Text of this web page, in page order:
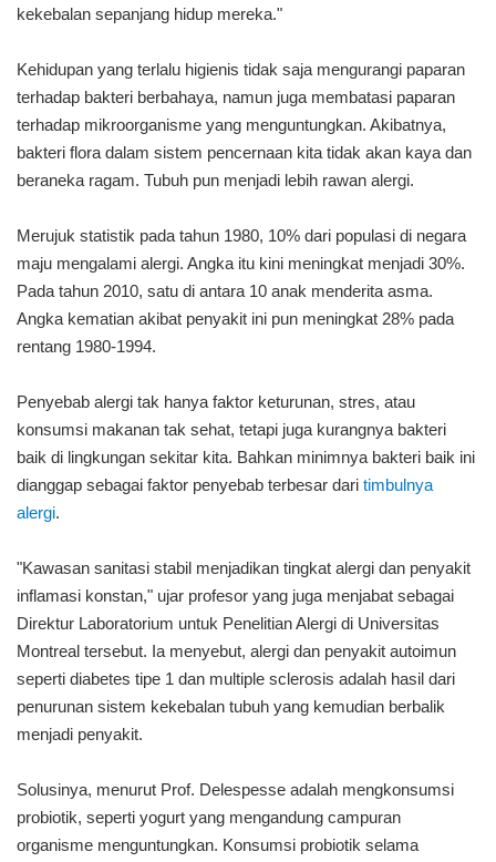
kekebalan sepanjang hidup mereka."
Kehidupan yang terlalu higienis tidak saja mengurangi paparan
terhadap bakteri berbahaya, namun juga membatasi paparan
terhadap mikroorganisme yang menguntungkan. Akibatnya,
bakteri flora dalam sistem pencernaan kita tidak akan kaya dan
beraneka ragam. Tubuh pun menjadi lebih rawan alergi.
Merujuk statistik pada tahun 1980, 10% dari populasi di negara
maju mengalami alergi. Angka itu kini meningkat menjadi 30%.
Pada tahun 2010, satu di antara 10 anak menderita asma.
Angka kematian akibat penyakit ini pun meningkat 28% pada
rentang 1980-1994.
Penyebab alergi tak hanya faktor keturunan, stres, atau
konsumsi makanan tak sehat, tetapi juga kurangnya bakteri
baik di lingkungan sekitar kita. Bahkan minimnya bakteri baik ini
dianggap sebagai faktor penyebab terbesar dari timbulnya
alergi.
"Kawasan sanitasi stabil menjadikan tingkat alergi dan penyakit
inflamasi konstan," ujar profesor yang juga menjabat sebagai
Direktur Laboratorium untuk Penelitian Alergi di Universitas
Montreal tersebut. Ia menyebut, alergi dan penyakit autoimun
seperti diabetes tipe 1 dan multiple sclerosis adalah hasil dari
penurunan sistem kekebalan tubuh yang kemudian berbalik
menjadi penyakit.
Solusinya, menurut Prof. Delespesse adalah mengkonsumsi
probiotik, seperti yogurt yang mengandung campuran
organisme menguntungkan. Konsumsi probiotik selama